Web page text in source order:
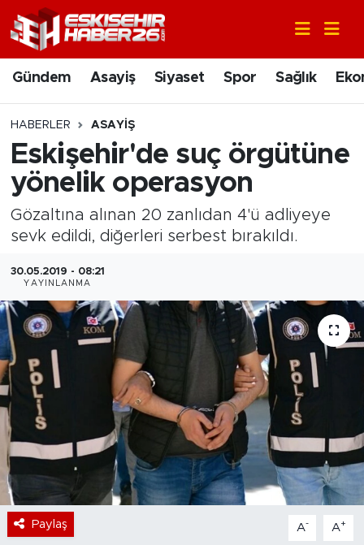
Gündem Asayiş Siyaset Spor Sağlık
HABERLER ASAYIŞ
Eskişehir'de suç örgütüne
yönelik operasyon
Gözaltına alınan 20 zanlıdan 4'ü adliyeye
sevk edildi, diğerleri serbest bırakıldı.
30.05.2019 - 08:21
YAYINLANMA
Paylaş A- A+
Gündem
Asayiş
Siyaset
Spor
Sağlık
Ekonomi
Eğitim
Sanat
Bölge
Teknoloji
Magazin
Dünya
Nöbetçi Eczaneler
Hava Durumu
Trafik Durumu
Süper Lig Puan Durumu ve Fikstür
Tüm Manşetler
Son Dakika Haberleri
Haber Arşivi